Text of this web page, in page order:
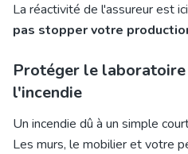
La réactivité de l'assureur est
pas stopper votre
Protéger le
l'incendie
Un incendie dû à un simple
Les murs, le mobilier et votre